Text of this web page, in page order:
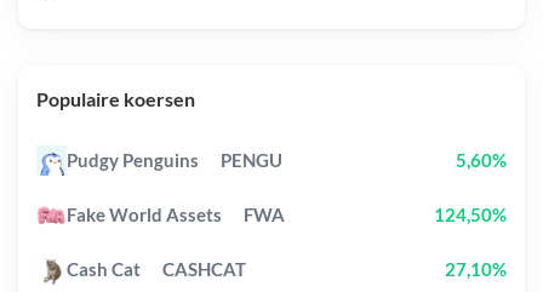
Populaire koersen
Pudgy Penguins PENGU 5,60%
Fake World Assets FWA 124,50%
Cash Cat CASHCAT 27,10%